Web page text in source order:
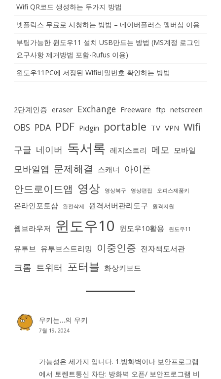
Wifi QR코드 생성하는 두가지 방법
넷플릭스 무료로 시청하는 방법 – 네이버플러스 멤버십 이용
부팅가능한 윈도우11 설치 USB만드는 방법 (MS계정 로그인
요구사항 제거방법 포함-Rufus 이용)
윈도우11PC에 저장된 Wifi비밀번호 확인하는 방법
2단계인증 eraser Exchange Freeware ftp netscreen
OBS PDA PDF Pidgin portable TV VPN Wifi
구글 네이버 독서록 레지스트리 메모 모바일
모바일앱 문제해결 스캐너 아이폰
안드로이드앱 영상 영상복구 영상편집 오피스제품키
온라인포토샵 완전삭제 원격서버관리도구 원격지원
웹브라우저 윈도우10 윈도우10활용 윈도우11
유투브 유투브스트리밍 이중인증 전자책도서관
크롬 트위터 포터블 화상키보드
우키는…의 우키
7월 19, 2024
가능성은 세가지 입니다. 1.방화벽이나 보안프로그램
에서 토렌트통신 차단: 방화벽 오픈/ 보안프로그램 비